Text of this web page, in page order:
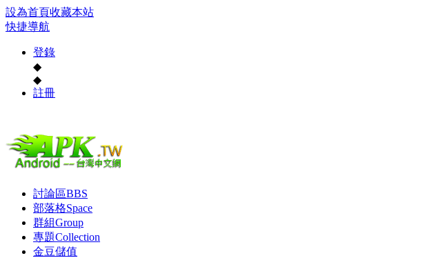
設為首頁收藏本站
快捷導航
登錄
◆
◆
註冊
討論區BBS
部落格Space
群組Group
專題Collection
金豆儲值